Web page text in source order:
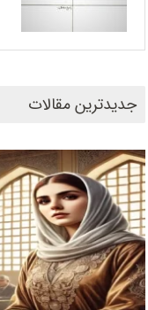
جدیدترین مقالات